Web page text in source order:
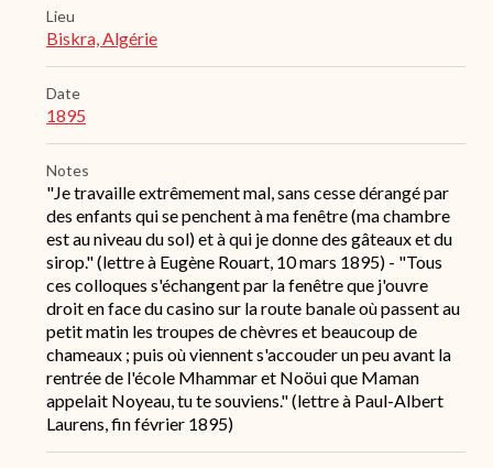
Lieu
Biskra, Algérie
Date
1895
Notes
"Je travaille extrêmement mal, sans cesse dérangé par
des enfants qui se penchent à ma fenêtre (ma chambre
est au niveau du sol) et à qui je donne des gâteaux et du
sirop." (lettre à Eugène Rouart, 10 mars 1895) - "Tous
ces colloques s'échangent par la fenêtre que j'ouvre
droit en face du casino sur la route banale où passent au
petit matin les troupes de chèvres et beaucoup de
chameaux ; puis où viennent s'accouder un peu avant la
rentrée de l'école Mhammar et Noöui que Maman
appelait Noyeau, tu te souviens." (lettre à Paul-Albert
Laurens, fin février 1895)